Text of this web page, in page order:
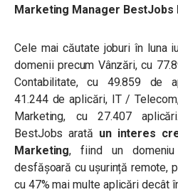
Marketing Manager BestJobs
Cele mai căutate joburi în luna
domenii precum Vânzări, cu
Contabilitate, cu 49.859 de
41.244 de aplicări, IT /
Marketing, cu 27.407
BestJobs arată un interes
Marketing, fiind un
desfășoară cu ușurință remote,
cu 47% mai multe aplicări decât